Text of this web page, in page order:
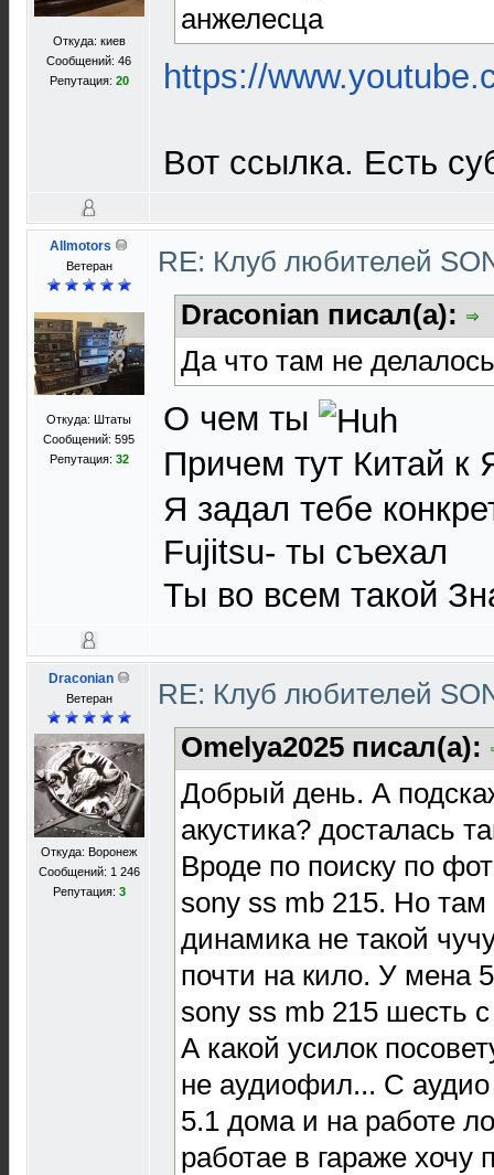
Откуда: киев
Сообщений: 46
Репутация: 20
анжелесца
https://
Вот ссылка. Есть
Allmotors
Ветеран
Откуда: Штаты
Сообщений: 595
Репутация: 32
RE: Клуб любителей
Draconian писал(а):
Да что там не
О чем ты
Причем тут Китай к
Я задал тебе
Fujitsu- ты съехал
Ты во всем такой
Draconian
Ветеран
Откуда: Воронеж
Сообщений: 1 246
Репутация: 3
RE: Клуб любителей
Omelya2025 писал(а):
Добрый день. А
акустика? досталась
Вроде по поиску по
sony ss mb 215. Но там
динамика не такой
почти на кило. У мена
sony ss mb 215 шесть
А какой усилок
не аудиофил... С аудио
5.1 дома и на работе
работае в гараже хочу